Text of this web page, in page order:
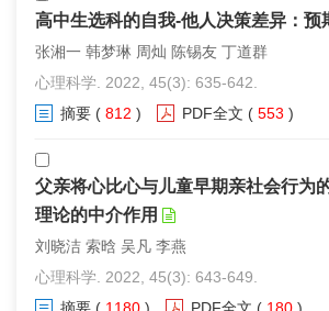
高中生选科的自我-他人决策差异：预
张湘一 韩梦琳 周灿 陈锡友 丁道群
心理科学. 2022, 45(3): 635-642.
摘要 ( 812 ) PDF全文 ( 553 )
父亲将心比心与儿童早期亲社会行为
理论的中介作用
刘晓洁 索晗 吴凡 李燕
心理科学. 2022, 45(3): 643-649.